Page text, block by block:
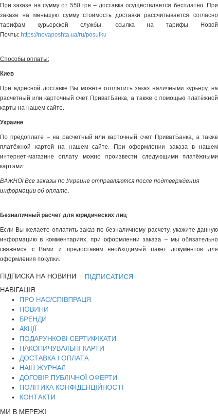
При заказе на сумму от 550 грн – доставка осуществляется бесплатно. При
заказе на меньшую сумму стоимость доставки рассчитывается согласно
тарифам курьерской службы, ссылка на тарифы Новой
Почты: https://novaposhta.ua/ru/posulku
Способы оплаты:
Киев
При адресной доставке Вы можете отплатить заказ наличными курьеру, на
расчетный или карточный счет ПриватБанка, а также с помощью платёжной
карты на нашем сайте.
Украине
По предоплате – на расчетный или карточный счет ПриватБанка, а также
платёжной картой на нашем сайте. При оформлении заказа в нашем
интернет-магазине оплату можно произвести следующими платёжными
картами:
ВАЖНО! Все заказы по Украине отправляются после подтверждения
информации об оплате.
Безналичный расчет для юридических лиц
Если Вы желаете оплатить заказ по безналичному расчету, укажите данную
информацию в комментариях, при оформлении заказа – мы обязательно
свяжемся с Вами и предоставим необходимый пакет документов для
оформления покупки.
ПІДПИСКА НА НОВИНИ
ПІДПИСАТИСЯ
НАВІГАЦІЯ
ПРО НАС/СПІВПРАЦЯ
НОВИНИ
БРЕНДИ
АКЦІЇ
ПОДАРУНКОВІ СЕРТИФІКАТИ
НАКОПИЧУВАЛЬНІ КАРТИ
ДОСТАВКА І ОПЛАТА
НАШ ЖУРНАЛ
ДОГОВІР ПУБЛІЧНОЇ ОФЕРТИ
ПОЛІТИКА КОНФІДЕНЦІЙНОСТІ
КОНТАКТИ
МИ В МЕРЕЖІ